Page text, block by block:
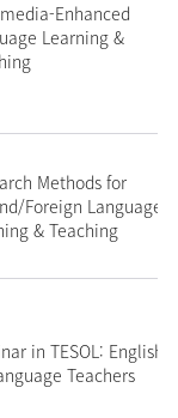
Enhanced
Learning &
Methods for
Foreign Language
& Teaching
in TESOL: English
Teachers